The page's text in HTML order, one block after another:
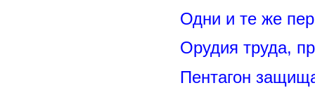
Одни и те же
Орудия труда,
Пентагон